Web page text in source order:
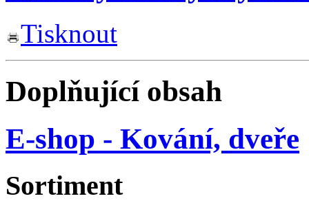
Tisknout
Doplňující obsah
E-shop - Kování, dveře
Sortiment